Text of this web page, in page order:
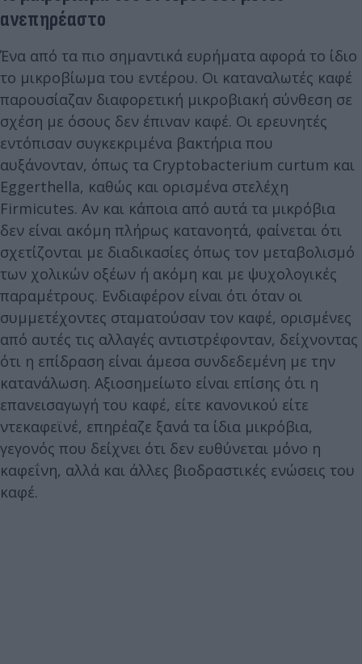
ανεπηρέαστο
Ένα από τα πιο σημαντικά ευρήματα αφορά το ίδιο
το μικροβίωμα του εντέρου. Οι καταναλωτές καφέ
παρουσίαζαν διαφορετική μικροβιακή σύνθεση σε
σχέση με όσους δεν έπιναν καφέ. Οι ερευνητές
εντόπισαν συγκεκριμένα βακτήρια που
αυξάνονταν, όπως τα Cryptobacterium curtum και
Eggerthella, καθώς και ορισμένα στελέχη
Firmicutes. Αν και κάποια από αυτά τα μικρόβια
δεν είναι ακόμη πλήρως κατανοητά, φαίνεται ότι
σχετίζονται με διαδικασίες όπως τον μεταβολισμό
των χολικών οξέων ή ακόμη και με ψυχολογικές
παραμέτρους. Ενδιαφέρον είναι ότι όταν οι
συμμετέχοντες σταματούσαν τον καφέ, ορισμένες
από αυτές τις αλλαγές αντιστρέφονταν, δείχνοντας
ότι η επίδραση είναι άμεσα συνδεδεμένη με την
κατανάλωση. Αξιοσημείωτο είναι επίσης ότι η
επανεισαγωγή του καφέ, είτε κανονικού είτε
ντεκαφεϊνέ, επηρέαζε ξανά τα ίδια μικρόβια,
γεγονός που δείχνει ότι δεν ευθύνεται μόνο η
καφεΐνη, αλλά και άλλες βιοδραστικές ενώσεις του
καφέ.